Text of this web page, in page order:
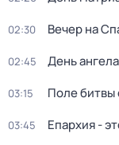
02:30 Вечер на
02:45 День ангела
03:15 Поле
03:45 Епархия -